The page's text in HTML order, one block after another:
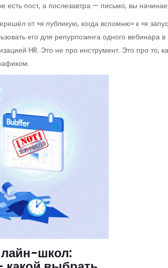
есть пост, а послезавтра — письмо, вы
от «я публикую, когда вспомню» к «я
его для репурпозинга одного вебинара
HR. Это не про инструмент. Это про то,
школ: